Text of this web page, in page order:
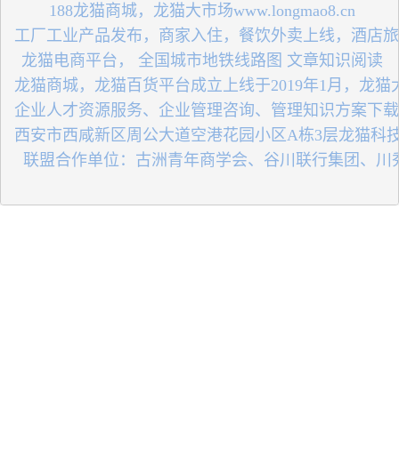
188龙猫商城，龙猫大市场www.longmao8.cn
工厂工业产品发布，商家入住，餐饮外卖上线，酒店
龙猫电商平台， 全国城市地铁线路图 文章知识阅读
龙猫商城，龙猫百货平台成立上线于2019年1月，龙
企业人才资源服务、企业管理咨询、管理知识方案下
西安市西咸新区周公大道空港花园小区A栋3层龙猫科
联盟合作单位：古洲青年商学会、谷川联行集团、川